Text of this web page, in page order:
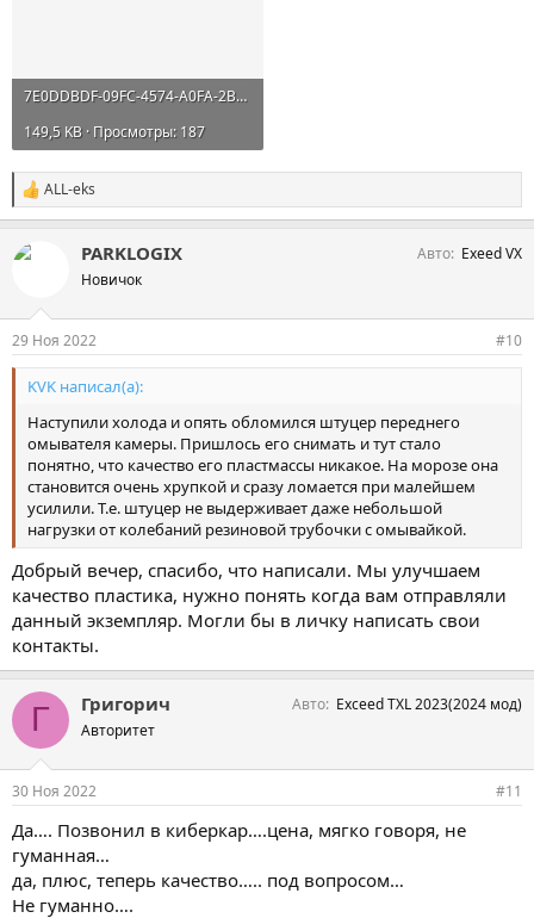
7E0DDBDF-09FC-4574-A0FA-2B12B4FD60A0.webp
149,5 KB · Просмотры: 187
С
и
п
:
ALL-eks
PARKLOGIX
Новичок
Авто Exeed VX
29 Ноя 2022 #10
KVK написал(а):
Наступили холода и опять обломился штуцер переднего
омывателя камеры. Пришлось его снимать и тут стало
понятно, что качество его пластмассы никакое. На морозе она
становится очень хрупкой и сразу ломается при малейшем
усилили. Т.е. штуцер не выдерживает даже небольшой
нагрузки от колебаний резиновой трубочки с омывайкой.
Добрый вечер, спасибо, что написали. Мы улучшаем
качество пластика, нужно понять когда вам отправляли
данный экземпляр. Могли бы в личку написать свои
контакты.
Г Григорич
Авторитет
Авто Exceed TXL 2023(2024 мод)
30 Ноя 2022 #11
Да…. Позвонил в киберкар….цена, мягко говоря, не
гуманная…
да, плюс, теперь качество….. под вопросом…
Не гуманно….